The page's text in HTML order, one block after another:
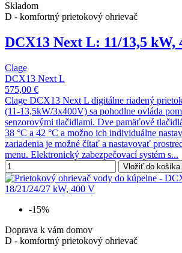
Skladom
D - komfortný prietokový ohrievač
DCX13 Next L: 11/13,5 kW,
Clage
DCX13 Next L
575,00 €
Clage DCX13 Next L digitálne riadený
(11-13,5kW/3x400V) sa pohodlne ovláda
senzorovými tlačidlami. Dve pamäťové
38 °C a 42 °C a možno ich individuálne
zariadenia je možné čítať a nastavovať
menu. Elektronický zabezpečovací systém s...
Vložiť do košíka
-15%
Doprava k vám domov
D - komfortný prietokový ohrievač